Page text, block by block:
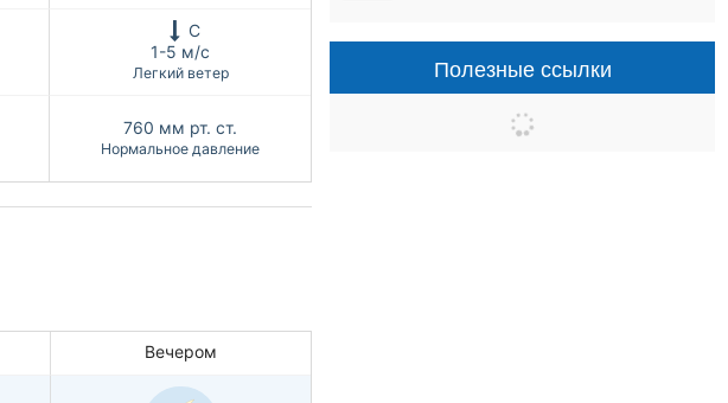
С
1-5 м/с
Легкий ветер
760 мм рт. ст.
Нормальное давление
Вечером
Полезные ссылки